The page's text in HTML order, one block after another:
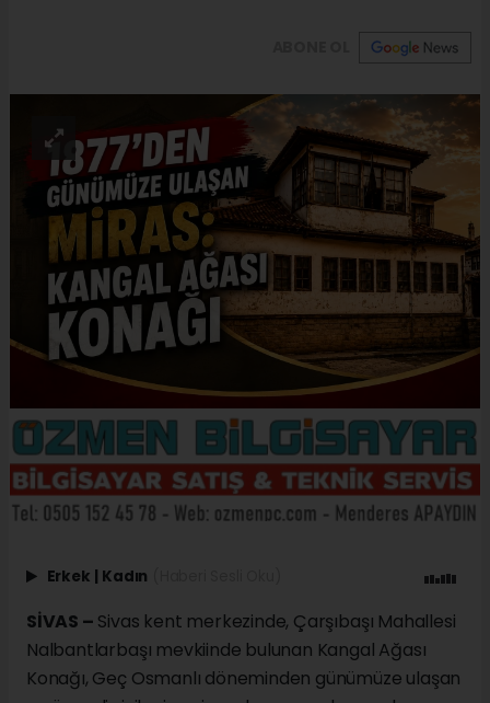
Erkek | Kadın
SİVAS – Sivas kent merkezinde, Çarşıbaşı Mahallesi
Nalbantlarbaşı mevkiinde bulunan Kangal Ağası
Konağı, Geç Osmanlı döneminden günümüze ulaşan